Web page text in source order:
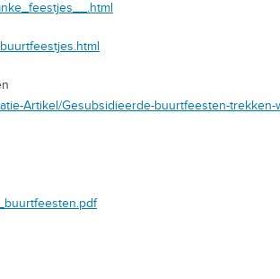
Artikel/Gesubsidieerde-buurtfeesten-trekken-